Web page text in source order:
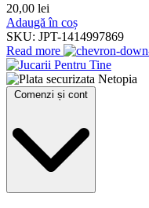
20,00 lei
Adaugă în coș
SKU: JPT-1414997869
Read more
Comenzi și cont